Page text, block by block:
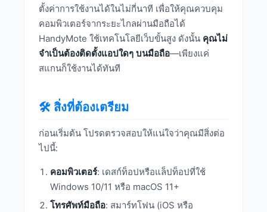
ตั้งค่าการใช้งานได้ในไม่กี่นาที เพื่อให้คุณควบคุม
คอมพิวเตอร์จากระยะไกลผ่านมือถือได้
HandyMote ใช้เทคโนโลยีเว็บขั้นสูง ดังนั้น คุณไม่
จำเป็นต้องติดตั้งแอปใดๆ บนมือถือ—เพียงแค่
สแกนก็ใช้งานได้ทันที
🛠️ สิ่งที่ต้องเตรียม
ก่อนเริ่มต้น โปรดตรวจสอบให้แน่ใจว่าคุณมีสิ่งต่อ
ไปนี้:
คอมพิวเตอร์: เดสก์ท็อปหรือแล็ปท็อปที่ใช้
Windows 10/11 หรือ macOS 11+
โทรศัพท์มือถือ: สมาร์ทโฟน (iOS หรือ